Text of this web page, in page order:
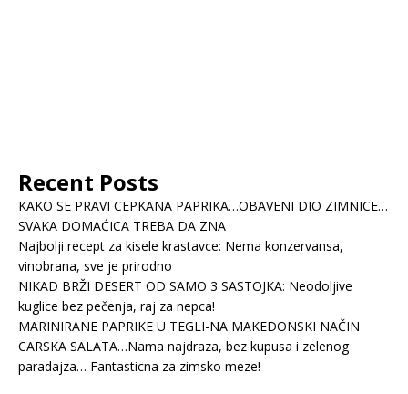
Recent Posts
KAKO SE PRAVI CEPKANA PAPRIKA…OBAVENI DIO ZIMNICE…
SVAKA DOMAĆICA TREBA DA ZNA
Najbolji recept za kisele krastavce: Nema konzervansa,
vinobrana, sve je prirodno
NIKAD BRŽI DESERT OD SAMO 3 SASTOJKA: Neodoljive
kuglice bez pečenja, raj za nepca!
MARINIRANE PAPRIKE U TEGLI-NA MAKEDONSKI NAČIN
CARSKA SALATA…Nama najdraza, bez kupusa i zelenog
paradajza… Fantasticna za zimsko meze!